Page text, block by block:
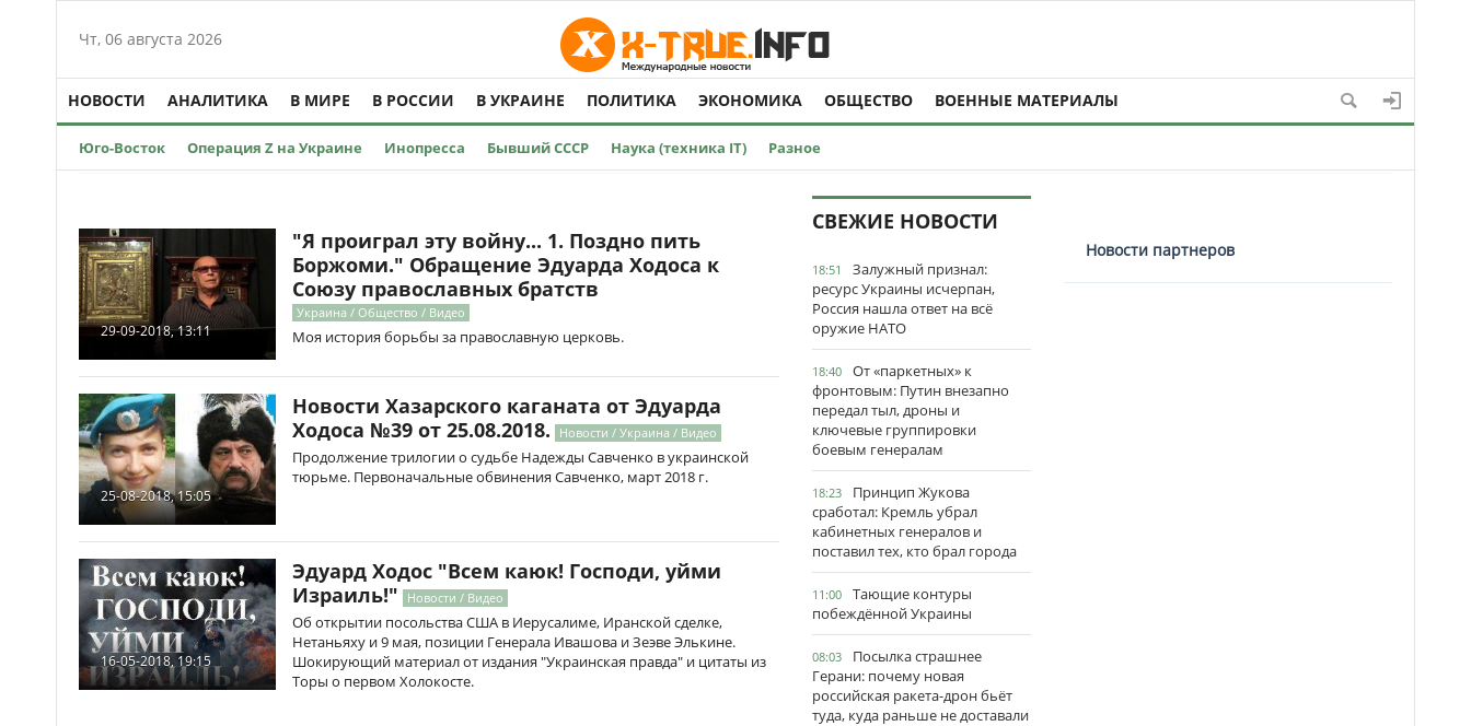
Чт, 06 августа 2026
НОВОСТИ АНАЛИТИКА В МИРЕ В РОССИИ В УКРАИНЕ ПОЛИТИКА ЭКОНОМИКА ОБЩЕСТВО ВОЕННЫЕ МАТЕРИАЛЫ
Юго-Восток Операция Z на Украине Инопресса Бывший СССР Наука (техника IT) Разное
29-09-2018, 13:11
"Я проиграл эту войну... 1. Поздно пить
Боржоми." Обращение Эдуарда Ходоса к
Союзу православных братств
Украина / Общество / Видео
Моя история борьбы за православную церковь.
25-08-2018, 15:05
Новости Хазарского каганата от Эдуарда
Ходоса №39 от 25.08.2018.
Новости / Украина / Видео
Продолжение трилогии о судьбе Надежды Савченко в украинской
тюрьме. Первоначальные обвинения Савченко, март 2018 г.
16-05-2018, 19:15
Эдуард Ходос "Всем каюк! Господи, уйми
Израиль!"
Новости / Видео
Об открытии посольства США в Иерусалиме, Иранской сделке,
Нетаньяху и 9 мая, позиции Генерала Ивашова и Зеэве Элькине.
Шокирующий материал от издания "Украинская правда" и цитаты из
Торы о первом Холокосте.
СВЕЖИЕ НОВОСТИ
18:51
Залужный признал:
ресурс Украины исчерпан,
Россия нашла ответ на всё
оружие НАТО
18:40
От «паркетных» к
фронтовым: Путин внезапно
передал тыл, дроны и
ключевые группировки
боевым генералам
18:23
Принцип Жукова
сработал: Кремль убрал
кабинетных генералов и
поставил тех, кто брал города
11:00
Тающие контуры
побеждённой Украины
08:03
Посылка страшнее
Герани: почему новая
российская ракета-дрон бьёт
туда, куда раньше не доставали
Новости партнеров